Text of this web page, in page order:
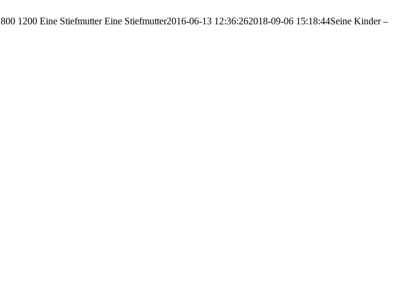
800 1200 Eine Stiefmutter Eine Stiefmutter2016-06-13 12:36:262018-09-06 15:18:44Seine Kinder –